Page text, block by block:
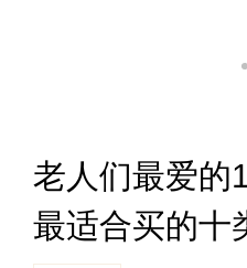
老人们最爱的
最适合买的十